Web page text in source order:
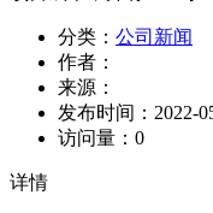
分类： 公司新闻
作者：
来源：
发布时间： 2022-
访问量： 0
详情